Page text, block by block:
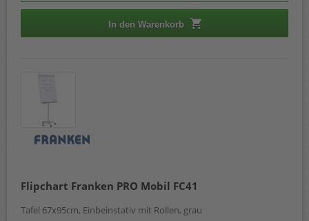
In den Warenkorb
Flipchart Franken PRO Mobil FC41
Tafel 67x95cm, Einbeinstativ mit Rollen, grau